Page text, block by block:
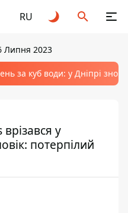
RU
Липня 2023
за куб води: у Дніпрі
у
потерпілий